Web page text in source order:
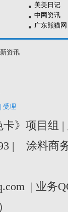
美美日记
中网资讯
广东熊猫网
资讯
受理
》项目组
| 涂料商
| 业务